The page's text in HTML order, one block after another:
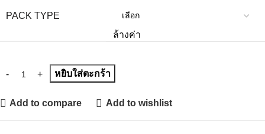
PACK TYPE
ล้างค่า
หยิบใส่ตะกร้า
Add to compare Add to wishlist